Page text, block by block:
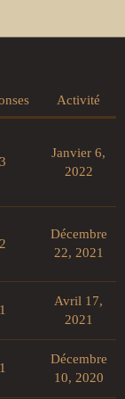
Activité
3
Janvier 6,
2022
2
Décembre
22, 2021
1
Avril 17,
2021
1
Décembre
10, 2020